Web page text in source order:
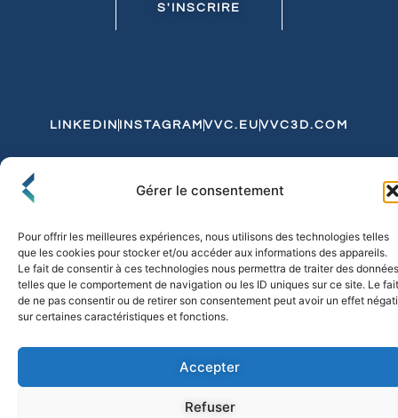
Gérer le consentement
Pour offrir les meilleures expériences, nous utilisons des technologies telles
que les cookies pour stocker et/ou accéder aux informations des appareils.
Le fait de consentir à ces technologies nous permettra de traiter des données
telles que le comportement de navigation ou les ID uniques sur ce site. Le fait
de ne pas consentir ou de retirer son consentement peut avoir un effet
sur certaines caractéristiques et fonctions.
Accepter
Refuser
S'INSCRIRE
LINKEDIN INSTAGRAM VVC.EU VVC3D.COM
Politique de Confidentialité et de CookiesExpédition et Livraison
© 2026 FLO & CO. All Rights Reserved